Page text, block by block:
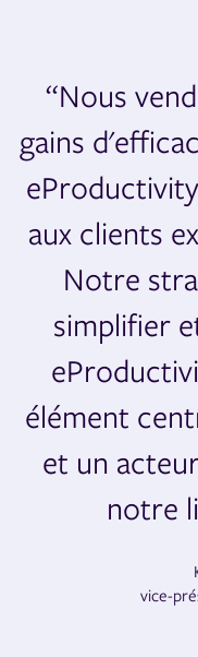
“Nous
gains
aux clients
Notre
simplifier
élément
et un
notre
vice-